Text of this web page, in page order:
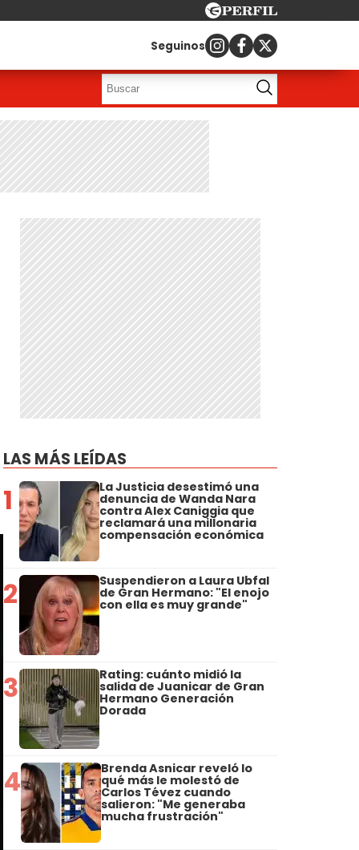
Seguinos
LAS MÁS LEÍDAS
1 La Justicia desestimó una
denuncia de Wanda Nara
contra Alex Caniggia que
reclamará una millonaria
compensación económica
2 Suspendieron a Laura Ubfal
de Gran Hermano: "El enojo
con ella es muy grande"
3 Rating: cuánto midió la
salida de Juanicar de Gran
Hermano Generación
Dorada
4 Brenda Asnicar reveló lo
qué más le molestó de
Carlos Tévez cuando
salieron: "Me generaba
mucha frustración"